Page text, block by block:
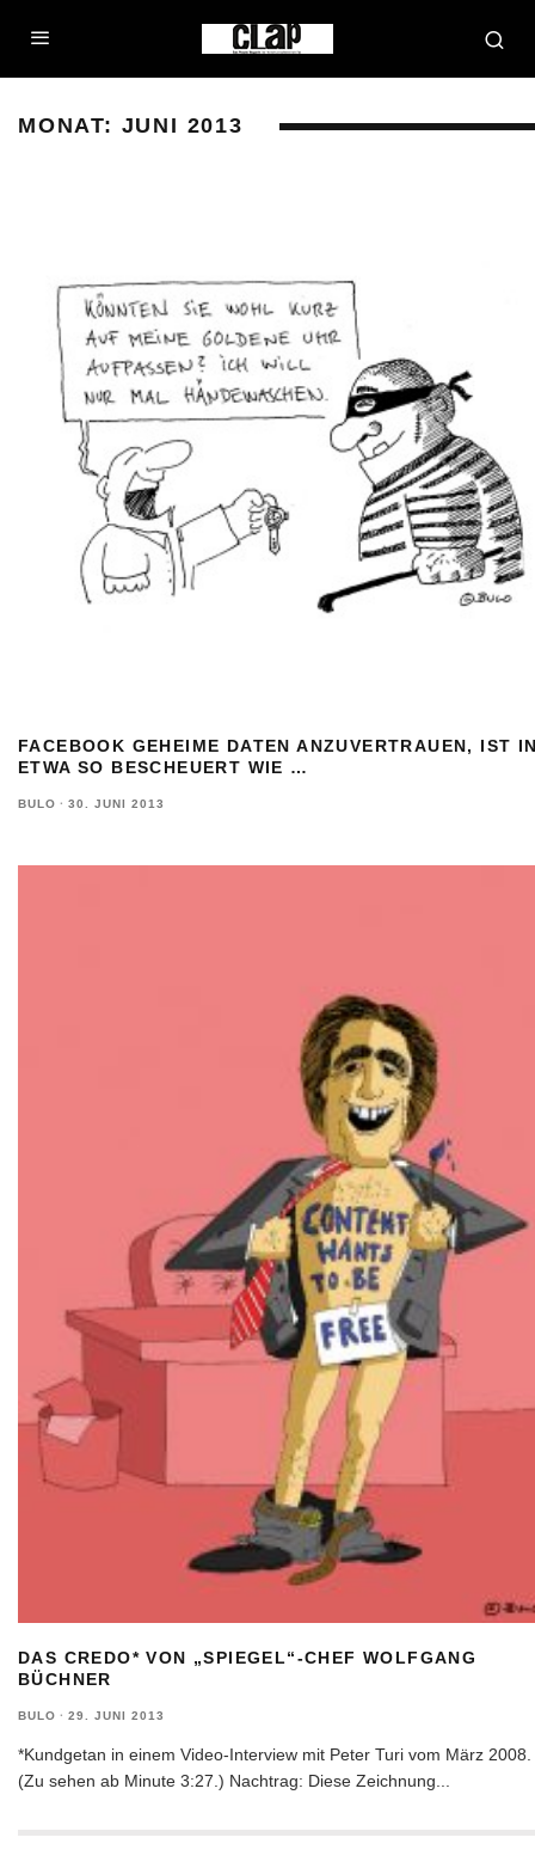
MONAT: JUNI 2013
FACEBOOK GEHEIME DATEN ANZUVERTRAUEN, IST
ETWA SO BESCHEUERT WIE …
BULO · 30. JUNI 2013
DAS CREDO* VON „SPIEGEL“-CHEF WOLFGANG
BÜCHNER
BULO · 29. JUNI 2013
*Kundgetan in einem Video-Interview mit Peter Turi vom März 2008.
(Zu sehen ab Minute 3:27.) Nachtrag: Diese Zeichnung